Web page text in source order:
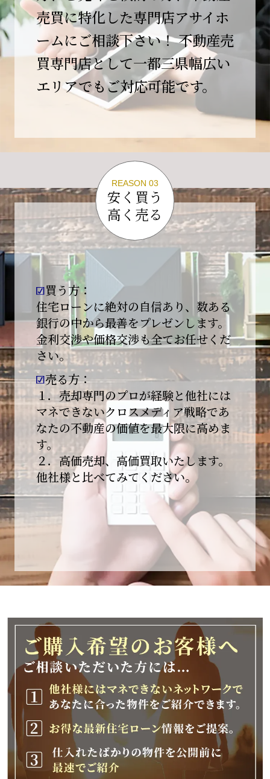
この節目を無事に迎えることができましたの
は、日頃よりご愛顧いただいているお客様、お
力添えをいただいている取引先の皆様、そして
支えてくださったすべての関係者の皆様のおか
げであり、心より深く感謝申し上げます。
10年という年月の中で、多くのご縁と学びをい
ただき、今日の当社があります。
しかしながら、10周年は通過点にすぎません。
る企業へと成長してまいります。
変化の激しい時代だからこそ、初心を忘れず、
挑戦を続け、社会に必要とされる存在であり続
けることをお約束いたします。
今後とも変わらぬご支援、ご指導を賜りますよ
う、何卒よろしくお願い申し上げます。
2026-01-09
【新年あけましておめでとうございます】
本日より始業いたしました。
昨年は多くのご縁とご支援をいただき、心より
感謝申し上げます。
本年も地域に根ざし、誠実な仕事を積み重ねて
参ります。
引き続きどうぞよろしくお願いいたします。
2025-12-20
【年末年始休業のお知らせ】
平素は格別のご愛顧を賜り、誠にありがとうご
下記期間を年末年始休業とさせて頂きます。
2025年12月25日(木)～2026年1月8日(木)
2026年1月9日(金)以降、順次対応させて頂きま
す。
ご不便をおかけいたしますが、何卒ご理解の程
よろしくお願いいたします。
売買に特化した専門店アサイホ
ームにご相談下さい！ 不動産売
買専門店として一都三県幅広い
エリアでもご対応可能です。
REASON 03
安く買う
高く売る
買う方：
住宅ローンに絶対の自信あり、数ある
銀行の中から最善をプレゼンします。
金利交渉や価格交渉も全てお任せくだ
さい。
売る方：
１．売却専門のプロが経験と他社には
マネできないクロスメディア戦略であ
なたの不動産の価値を最大限に高めま
す。
２．高価売却、高価買取いたします。
他社様と比べてみてください。